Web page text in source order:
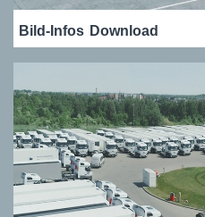
Bild-Infos Download